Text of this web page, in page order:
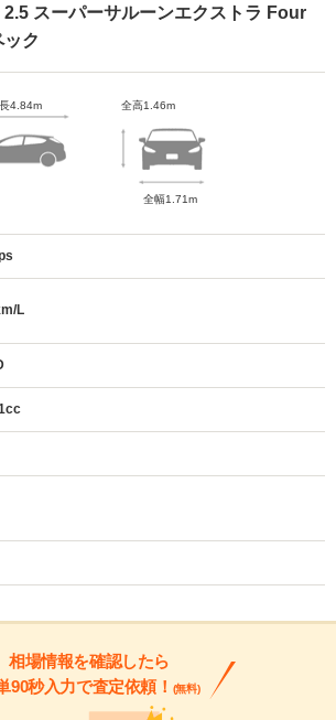
2.5 スーパーサルーンエクストラ Four
ク
4.84m 全高1.46m
全幅1.71m
L
相場情報を確認したら
90秒入力で査定依頼！ (無料)